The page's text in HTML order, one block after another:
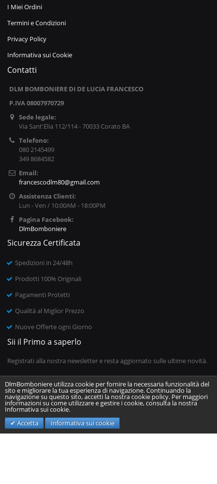
I Miei Ordini
Termini e Condizioni
Privacy Policy
Informativa sui Cookie
Contatti
DLM BOMBONIERE DI DE LUCIA FRANCESCO
P.IVA 08007970729
Sede legale:
Via Sant'Elia 112/114 - 70033 Corato BA
Telefono:
080 2145499
349 8684582
Email:
francescodlm80@gmail.com
Assistenza Clienti:
Lun - Ven / 10:00AM - 18:00PM
Pagina Facebook:
DlmBomboniere
Sicurezza Certificata
Spedizioni in 24/48h
Prodotti 100% Originali
Pagamenti Protetti
Qualità al Miglior Prezzo
Nuove Offerte ogni Giorno
Sii il Primo a saperlo
Registrati alla nostra newsletter e resta aggiornato sulle ultime novità.
Inserisci il tuo indirizzo email
DlmBomboniere utilizza cookie per fornire la necessaria funzionalità del
sito e migliorare la tua esperienza di navigazione. Continuando la
navigazione su questo sito, accetti la nostra cookie policy. Per maggiori
informazioni su come utilizzare e gestire i cookie, consulta la nostra
Informativa sui cookie.
Accetta
Informativa sui cookie